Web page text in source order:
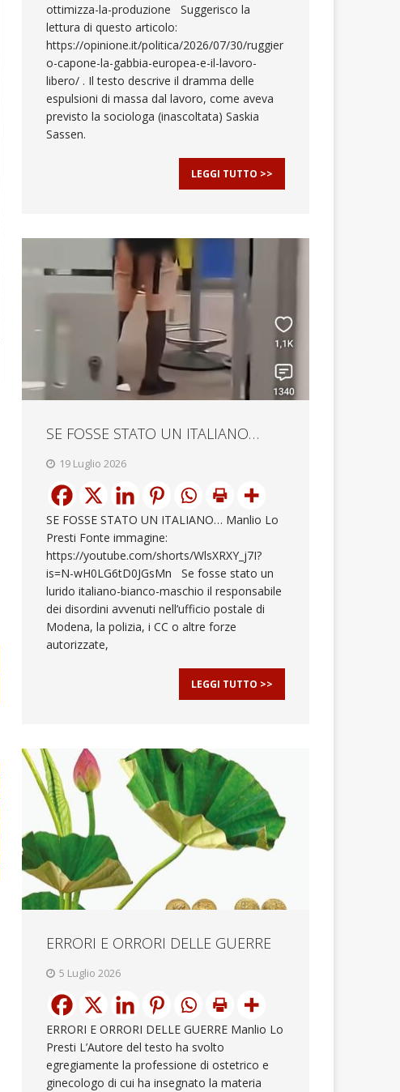
ottimizza-la-produzione Suggerisco la
lettura di questo articolo:
https://opinione.it/politica/2026/07/30/ruggier
o-capone-la-gabbia-europea-e-il-lavoro-
libero/ . Il testo descrive il dramma delle
espulsioni di massa dal lavoro, come aveva
previsto la sociologa (inascoltata) Saskia
Sassen.
LEGGI TUTTO >>
SE FOSSE STATO UN ITALIANO…
19 Luglio 2026
SE FOSSE STATO UN ITALIANO… Manlio Lo
Presti Fonte immagine:
https://youtube.com/shorts/WlsXRXY_j7I?
is=N-wH0LG6tD0JGsMn Se fosse stato un
lurido italiano-bianco-maschio il responsabile
dei disordini avvenuti nell’ufficio postale di
Modena, la polizia, i CC o altre forze
autorizzate,
LEGGI TUTTO >>
ERRORI E ORRORI DELLE GUERRE
5 Luglio 2026
ERRORI E ORRORI DELLE GUERRE Manlio Lo
Presti L’Autore del testo ha svolto
egregiamente la professione di ostetrico e
ginecologo di cui ha insegnato la materia